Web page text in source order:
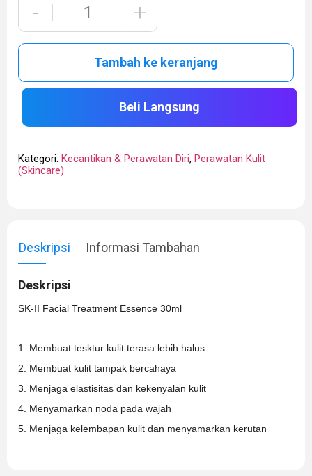
- +
Tambah ke keranjang
Beli Langsung
Kategori: Kecantikan & Perawatan Diri, Perawatan Kulit
(Skincare)
Deskripsi Informasi Tambahan
Deskripsi
SK-II Facial Treatment Essence 30ml
1. Membuat tesktur kulit terasa lebih halus
2. Membuat kulit tampak bercahaya
3. Menjaga elastisitas dan kekenyalan kulit
4. Menyamarkan noda pada wajah
5. Menjaga kelembapan kulit dan menyamarkan kerutan